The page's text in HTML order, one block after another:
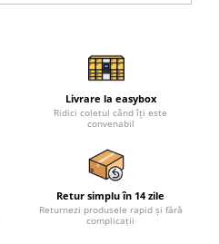
Livrare la easybox
Ridici coletul când îți este
convenabil
Retur simplu în 14 zile
Returnezi produsele rapid și fără
complicații